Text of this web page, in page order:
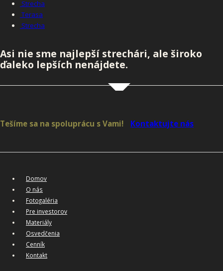
Strecha
Terasa
Strecha
Asi nie sme najlepší strechári, ale široko
ďaleko lepších nenájdete.
Tešíme sa na spoluprácu s Vami! Kontaktujte nás
Domov
O nás
Fotogaléria
Pre investorov
Materiály
Osvedčenia
Cenník
Kontakt